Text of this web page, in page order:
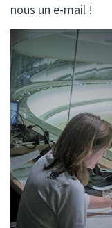
nous un e-mail !